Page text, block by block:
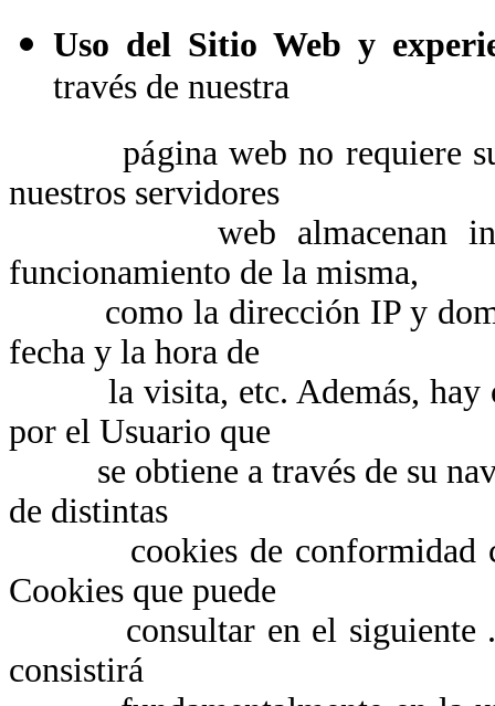
Uso del Sitio Web y
través de nuestra
página web no requiere su
nuestros servidores
web almacenan
funcionamiento de la misma,
como la dirección IP y
fecha y la hora de
la visita, etc. Además, hay
por el Usuario que
se obtiene a través de su
de distintas
cookies de conformidad
Cookies que puede
consultar en el siguiente .
consistirá